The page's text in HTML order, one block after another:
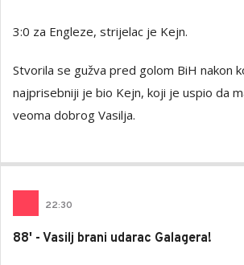
3:0 za Engleze, strijelac je Kejn.
Stvorila se gužva pred golom BiH nakon
najprisebniji je bio Kejn, koji je uspio da
veoma dobrog Vasilja.
22:30
88' - Vasilj brani udarac Galagera!